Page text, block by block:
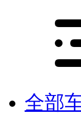
全部